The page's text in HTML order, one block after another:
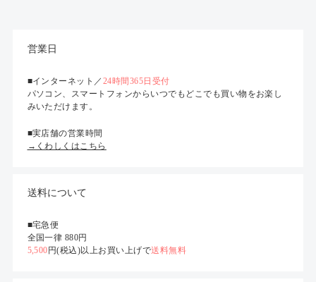
営業日
■インターネット／ 24時間365日受付
パソコン、スマートフォンからいつでもどこでも買い物をお楽し
みいただけます。
■実店舗の営業時間
→くわしくはこちら
送料について
■宅急便
全国一律 880円
5,500 円(税込)以上お買い上げで送料無料